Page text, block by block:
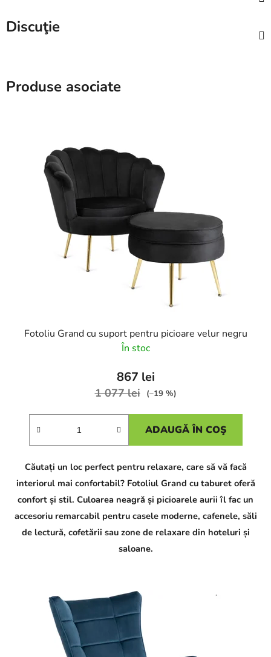
Discuţie
Produse asociate
Fotoliu Grand cu suport pentru picioare velur negru
În stoc
867 lei
1 077 lei (–19 %)
ADAUGĂ ÎN COŞ
Căutați un loc perfect pentru relaxare, care să vă facă
interiorul mai confortabil? Fotoliul Grand cu taburet oferă
confort și stil. Culoarea neagră și picioarele aurii îl fac un
accesoriu remarcabil pentru casele moderne, cafenele, săli
de lectură, cofetării sau zone de relaxare din hoteluri și
saloane.